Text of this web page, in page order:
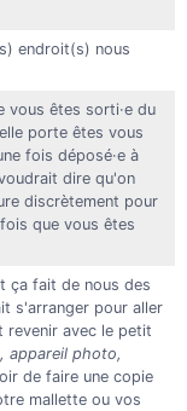
endroit(s) nous
vous êtes sorti·e du
porte êtes vous
fois déposé·e à
dire qu'on
discrètement pour
que vous êtes
ça fait de nous des
s'arranger pour aller
revenir avec le petit
appareil photo,
de faire une copie
mallette ou vos